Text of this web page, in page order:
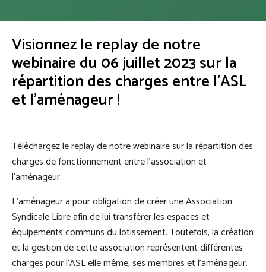
Visionnez le replay de notre
webinaire du 06 juillet 2023 sur la
répartition des charges entre l'ASL
et l'aménageur !
Téléchargez le replay de notre webinaire sur la répartition des
charges de fonctionnement entre l'association et
l'aménageur.
L'aménageur a pour obligation de créer une Association
Syndicale Libre afin de lui transférer les espaces et
équipements communs du lotissement. Toutefois, la création
et la gestion de cette association représentent différentes
charges pour l'ASL elle même, ses membres et l'aménageur.